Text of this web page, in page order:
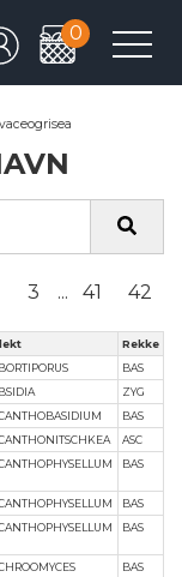
0
3 ... 41 42
Rekke
BAS
ZYG
BAS
ASC
BAS
BAS
BAS
BAS